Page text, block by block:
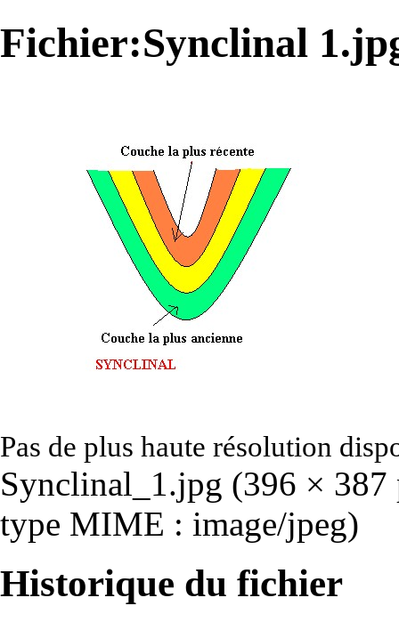
Fichier:Synclinal
Pas de plus haute résolution
Synclinal_1.jpg (396 ×
type MIME : image/jpeg)
Historique du fichier